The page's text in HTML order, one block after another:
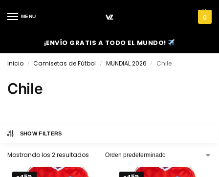
MENU 0
¡ENVÍO GRATIS A TODO EL MUNDO!
Inicio / Camisetas de Fútbol / MUNDIAL 2026 / Chile
Chile
SHOW FILTERS
Mostrando los 2 resultados